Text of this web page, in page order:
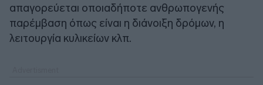
απαγορεύεται οποιαδήποτε ανθρωπογενής
παρέμβαση όπως είναι η διάνοιξη δρόμων, η
λειτουργία κυλικείων κλπ.